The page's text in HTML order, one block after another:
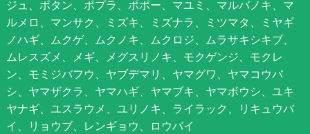
ジュ、ボタン、ポプラ、ポポー、マユミ、マルバノキ、マ
ルメロ、マンサク、ミズキ、ミズナラ、ミツマタ、ミヤギ
ノハギ、ムクゲ、ムクノキ、ムクロジ、ムラサキシキブ、
ムレスズメ、メギ、メグスリノキ、モクゲンジ、モクレ
ン、モミジバフウ、ヤブデマリ、ヤマグワ、ヤマコウバ
シ、ヤマザクラ、ヤマハギ、ヤマブキ、ヤマボウシ、ユキ
ヤナギ、ユスラウメ、ユリノキ、ライラック、リキュウバ
イ、リョウブ、レンギョウ、ロウバイ